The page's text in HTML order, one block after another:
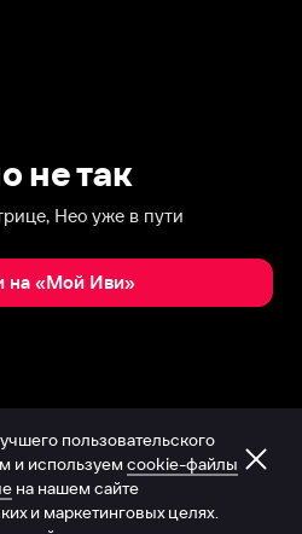
не так
Нео уже в пути
на «Мой Иви»
пользовательского
и используем cookie-файлы
на нашем сайте
и маркетинговых целях.